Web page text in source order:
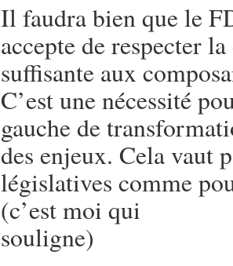
Il faudra bien que le
accepte de respecter
suffisante aux
C’est une nécessité
gauche de
des enjeux. Cela vaut
législatives comme
(c’est moi qui
souligne)